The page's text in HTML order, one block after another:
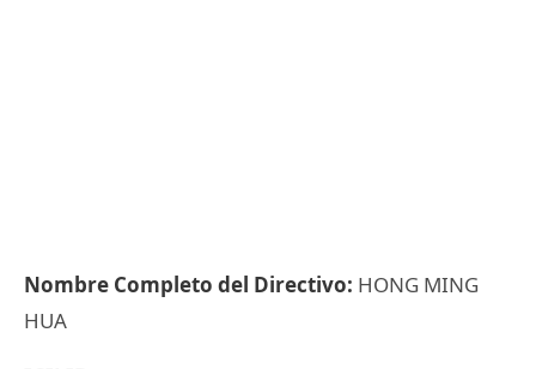
Nombre Completo del Directivo: HONG MING
HUA